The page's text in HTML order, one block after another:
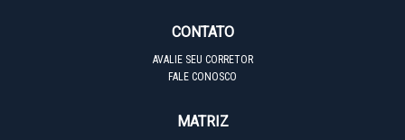
CONTATO
AVALIE SEU CORRETOR
FALE CONOSCO
MATRIZ